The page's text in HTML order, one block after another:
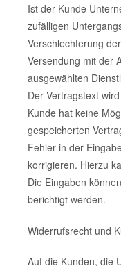
Ist der Kunde
zufälligen
Verschlechterung
Versendung mit der
ausgewählten
Der Vertragstext
Kunde hat keine
gespeicherten
Fehler in der
korrigieren. Hierzu
Die Eingaben
berichtigt werden.
Widerrufsrecht und
Auf die Kunden, die